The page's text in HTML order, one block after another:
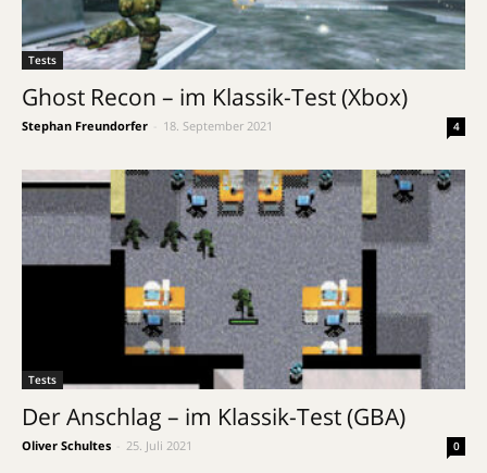
Tests
Ghost Recon – im Klassik-Test (Xbox)
Stephan Freundorfer 18. September 2021 4
Tests
Der Anschlag – im Klassik-Test (GBA)
Oliver Schultes 25. Juli 2021 0